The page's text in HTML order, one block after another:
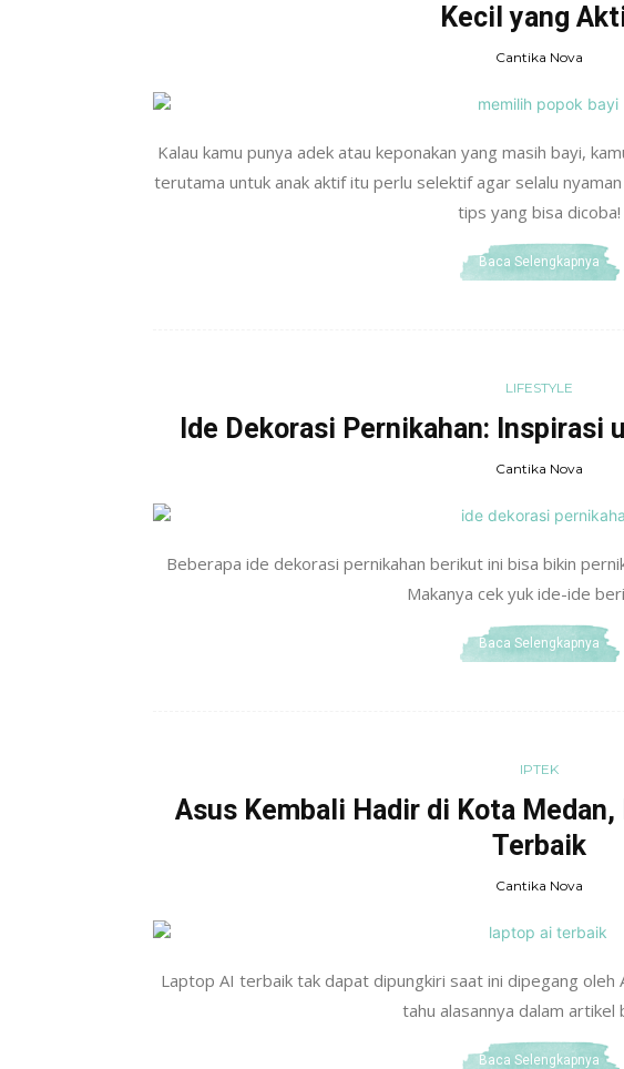
Kecil yang
Cantika Nova
Kalau kamu punya adek atau keponakan yang masih bayi,
terutama untuk anak aktif itu perlu selektif agar selalu
tips yang bisa dicoba!
Baca Selengkapnya
LIFESTYLE
Ide Dekorasi Pernikahan: Inspirasi
Cantika Nova
Beberapa ide dekorasi pernikahan berikut ini bisa bikin
Makanya cek yuk ide-ide
Baca Selengkapnya
IPTEK
Asus Kembali Hadir di Kota Medan,
Terbaik
Cantika Nova
Laptop AI terbaik tak dapat dipungkiri saat ini dipegang oleh
tahu alasannya dalam artikel
Baca Selengkapnya